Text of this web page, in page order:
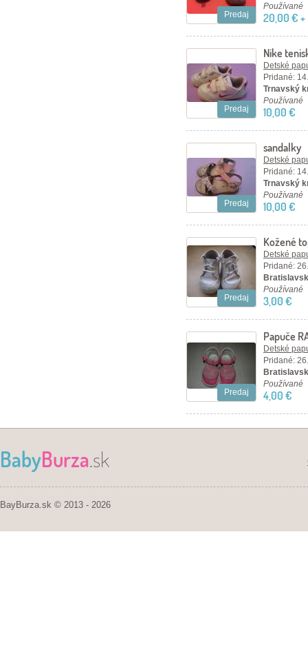
Predaj
Používané
20,00 € +
Predaj
Nike
Detské
Pridané:
Trnavský
Používané
10,00 €
Predaj
sandalky
Detské
Pridané:
Trnavský
Používané
10,00 €
Predaj
Kožené
Detské
Pridané:
Používané
3,00 €
Predaj
Papuče
Detské
Pridané:
Používané
4,00 €
BabyBurza.sk
BayBurza.sk © 2013 - 2026